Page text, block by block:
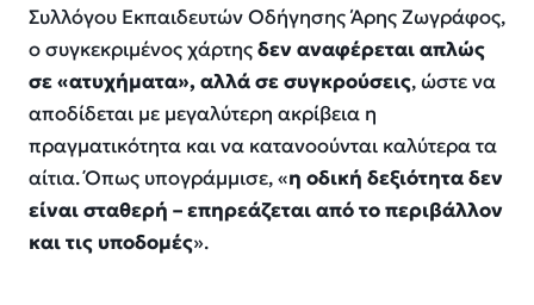
Συλλόγου Εκπαιδευτών Οδήγησης Άρης Ζωγράφος,
ο συγκεκριμένος χάρτηςδεν αναφέρεται απλώς
σε «ατυχήματα», αλλά σε συγκρούσεις, ώστε να
αποδίδεται με μεγαλύτερη ακρίβεια η
πραγματικότητα και να κατανοούνται καλύτερα τα
αίτια. Όπως υπογράμμισε, «η οδική δεξιότητα δεν
είναι σταθερή – επηρεάζεται από το περιβάλλον
και τις υποδομές».